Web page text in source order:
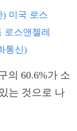
) 미국 로스
스앤젤레
통신)
의 60.6%가 소
는 것으로 나